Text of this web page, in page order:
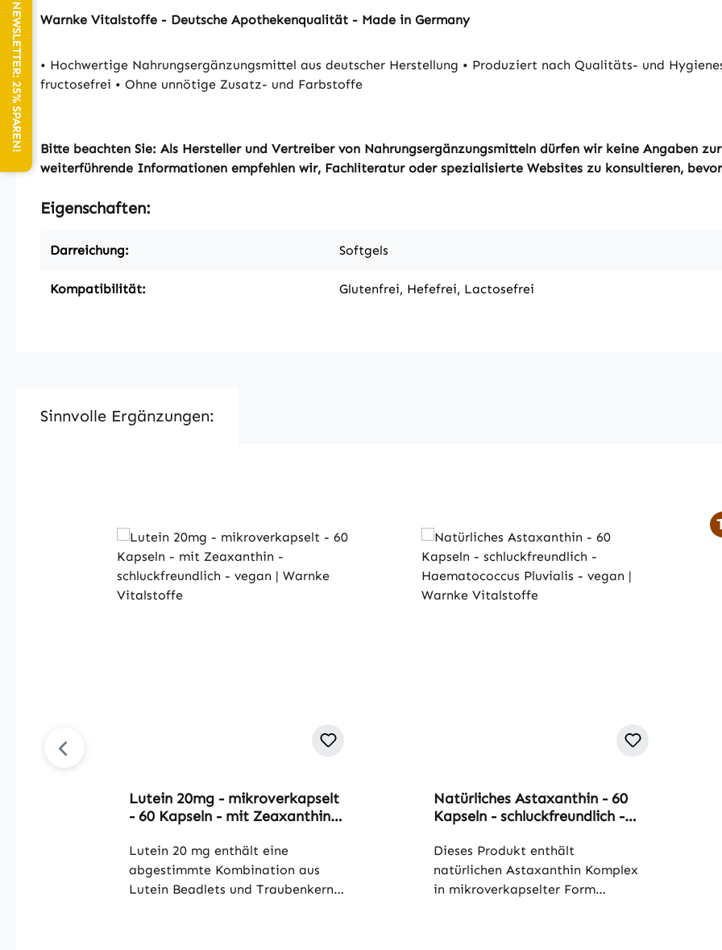
NEWSLETTER: 25% SPAREN! Warnke Vitalstoffe - Deutsche Apothekenqualität - Made in Germany
• Hochwertige Nahrungsergänzungsmittel aus deutscher Herstellung • Produziert nach Qualitäts- und
fructosefrei • Ohne unnötige Zusatz- und Farbstoffe
Bitte beachten Sie: Als Hersteller und Vertreiber von Nahrungsergänzungsmitteln dürfen wir keine Angaben
weiterführende Informationen empfehlen wir, Fachliteratur oder spezialisierte Websites zu konsultieren,
Eigenschaften:
Darreichung: Softgels
Kompatibilität: Glutenfrei, Hefefrei, Lactosefrei
Sinnvolle Ergänzungen:
Lutein 20mg - mikroverkapselt
- 60 Kapseln - mit Zeaxanthin -
Warnke Vitalstoffe
Lutein 20 mg enthält eine
abgestimmte Kombination aus
Lutein Beadlets und Traubenkern-
Natürliches Astaxanthin - 60
Kapseln - schluckfreundlich -
vegan | Warnke Vitalstoffe
Dieses Produkt enthält
natürlichen Astaxanthin Komplex
in mikroverkapselter Form